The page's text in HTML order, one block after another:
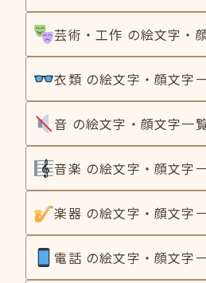
芸術・工作 の絵文字・
衣類 の絵文字・顔文字
音 の絵文字・顔文字一
音楽 の絵文字・顔文字
楽器 の絵文字・顔文字
電話 の絵文字・顔文字